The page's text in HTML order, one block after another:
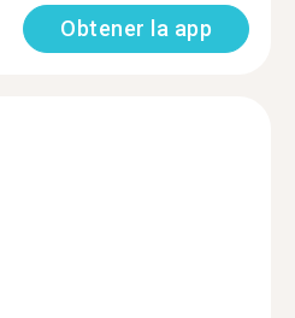
Obtener la app